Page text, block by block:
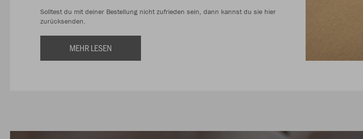
Solltest du mit deiner Bestellung nicht zufrieden sein, dann kannst du sie hier
zurücksenden.
MEHR LESEN